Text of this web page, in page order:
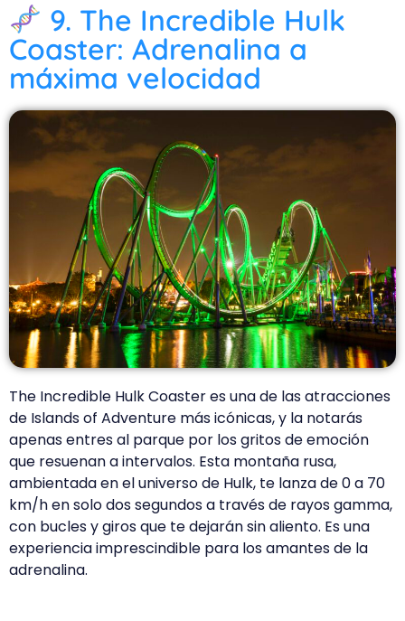
9. The Incredible Hulk
Coaster: Adrenalina a
máxima velocidad
The Incredible Hulk Coaster es una de las atracciones
de Islands of Adventure más icónicas, y la notarás
apenas entres al parque por los gritos de emoción
que resuenan a intervalos. Esta montaña rusa,
ambientada en el universo de Hulk, te lanza de 0 a 70
km/h en solo dos segundos a través de rayos gamma,
con bucles y giros que te dejarán sin aliento. Es una
experiencia imprescindible para los amantes de la
adrenalina.